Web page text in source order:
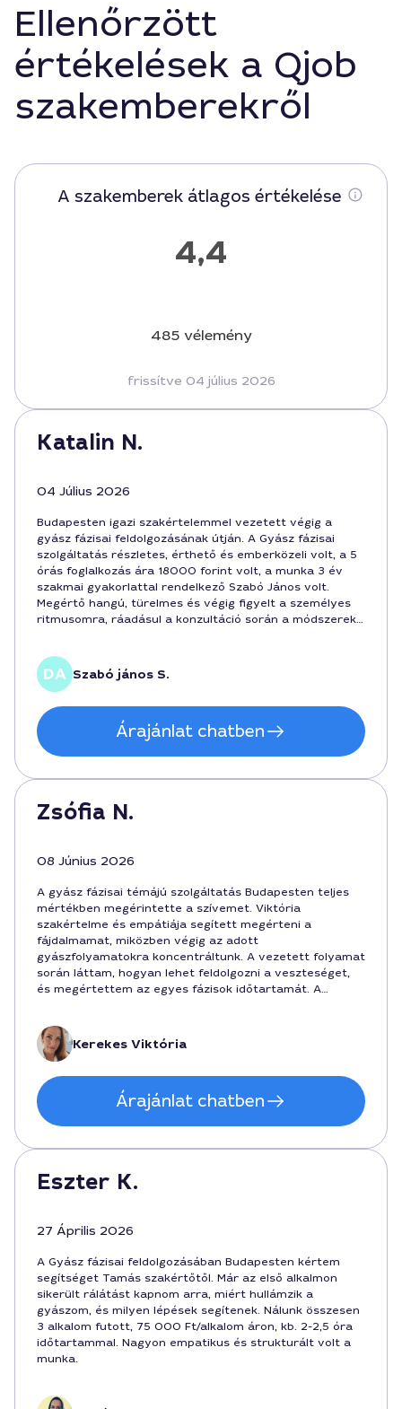
Ellenőrzött
értékelések a Qjob
szakemberekről
A szakemberek átlagos értékelése
4,4
485 vélemény
frissítve 04 július 2026
Katalin N.
04 Július 2026
Budapesten igazi szakértelemmel vezetett végig a
gyász fázisai feldolgozásának útján. A Gyász fázisai
szolgáltatás részletes, érthető és emberközeli volt, a 5
órás foglalkozás ára 18000 forint volt, a munka 3 év
szakmai gyakorlattal rendelkező Szabó János volt.
Megértő hangú, türelmes és végig figyelt a személyes
ritmusomra, ráadásul a konzultáció során a módszerek
a veszteséget.
Szabó jános S.
Árajánlat chatben
Zsófia N.
08 Június 2026
A gyász fázisai témájú szolgáltatás Budapesten teljes
mértékben megérintette a szívemet. Viktória
szakértelme és empátiája segített megérteni a
fájdalmamat, miközben végig az adott
gyászfolyamatokra koncentráltunk. A vezetett folyamat
során láttam, hogyan lehet feldolgozni a veszteséget,
és megértettem az egyes fázisok időtartamát. A
bátran ajánlom mindenkinek Budapesten, aki komoly
támogatást keres. Köszönöm a gondoskodást és a
Kerekes Viktória
Árajánlat chatben
Eszter K.
27 Április 2026
A Gyász fázisai feldolgozásában Budapesten kértem
segítséget Tamás szakértőtől. Már az első alkalmon
sikerült rálátást kapnom arra, miért hullámzik a
gyászom, és milyen lépések segítenek. Nálunk összesen
3 alkalom futott, 75 000 Ft/alkalom áron, kb. 2-2,5 óra
időtartammal. Nagyon empatikus és strukturált volt a
munka.